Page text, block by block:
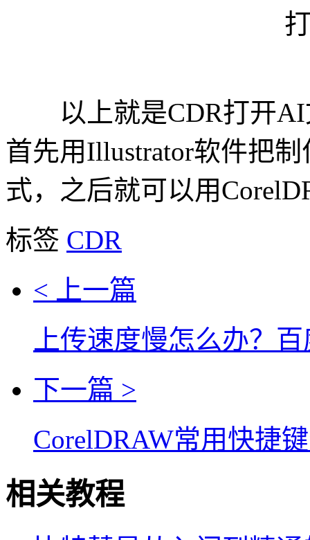
以上就是CDR打开AI
首先用Illustrator软件把
式，之后就可以用
标签 CDR
< 上一篇
上传速度慢怎么办？
下一篇 >
CorelDRAW常用快捷
相关教程